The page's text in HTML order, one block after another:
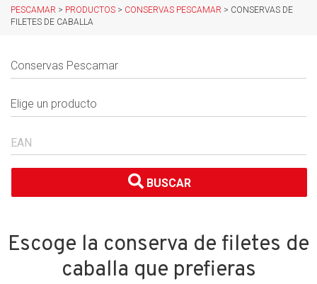
PESCAMAR > PRODUCTOS > CONSERVAS PESCAMAR > CONSERVAS DE
FILETES DE CABALLA
BUSCAR
Escoge la conserva de filetes de
caballa que prefieras